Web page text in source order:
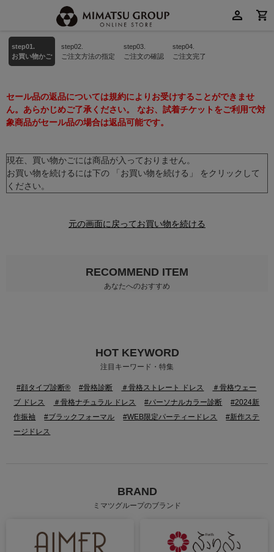
step01.
お買い物かご
step02.
ご注文方法の指定
step03.
ご注文の確認
step04.
ご注文完了
セール品の返品については規約によりお受けすることができませ
ん。あらかじめご了承ください。 なお、試着チケットをご利用で対
象商品がセール品の場合は返品可能です。
現在、買い物かごには商品が入っておりません。
お買い物を続けるには下の 「お買い物を続ける」 をクリックして
ください。
元の画面に戻ってお買い物を続ける
RECOMMEND ITEM
あなたへのおすすめ
HOT KEYWORD
注目キーワード・特集
#顔タイプ診断® #骨格診断 ＃骨格ストレート ドレス
＃骨格ウェー
ブ ドレス
＃骨格ナチュラル ドレス #パーソナルカラー診断
#2024新
作振袖
#ブラックフォーマル #WEB限定パーティードレス
#新作ステ
ージドレス
BRAND
ミマツグループのブランド